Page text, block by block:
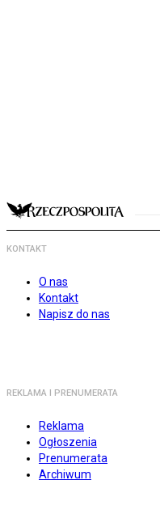
KONTAKT
O nas
Kontakt
Napisz do nas
REKLAMA I PRENUMERATA
Reklama
Ogłoszenia
Prenumerata
Archiwum